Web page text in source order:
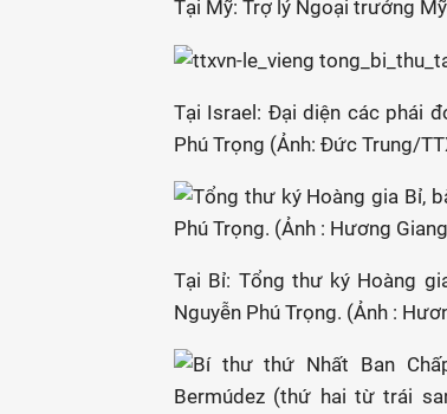
Tại Mỹ: Trợ lý Ngoại trưởng
Tại Israel: Đại diện các phái
Phú Trọng (Ảnh: Đức Trung/
Tại Bỉ: Tổng thư ký Hoàng
Nguyễn Phú Trọng. (Ảnh :